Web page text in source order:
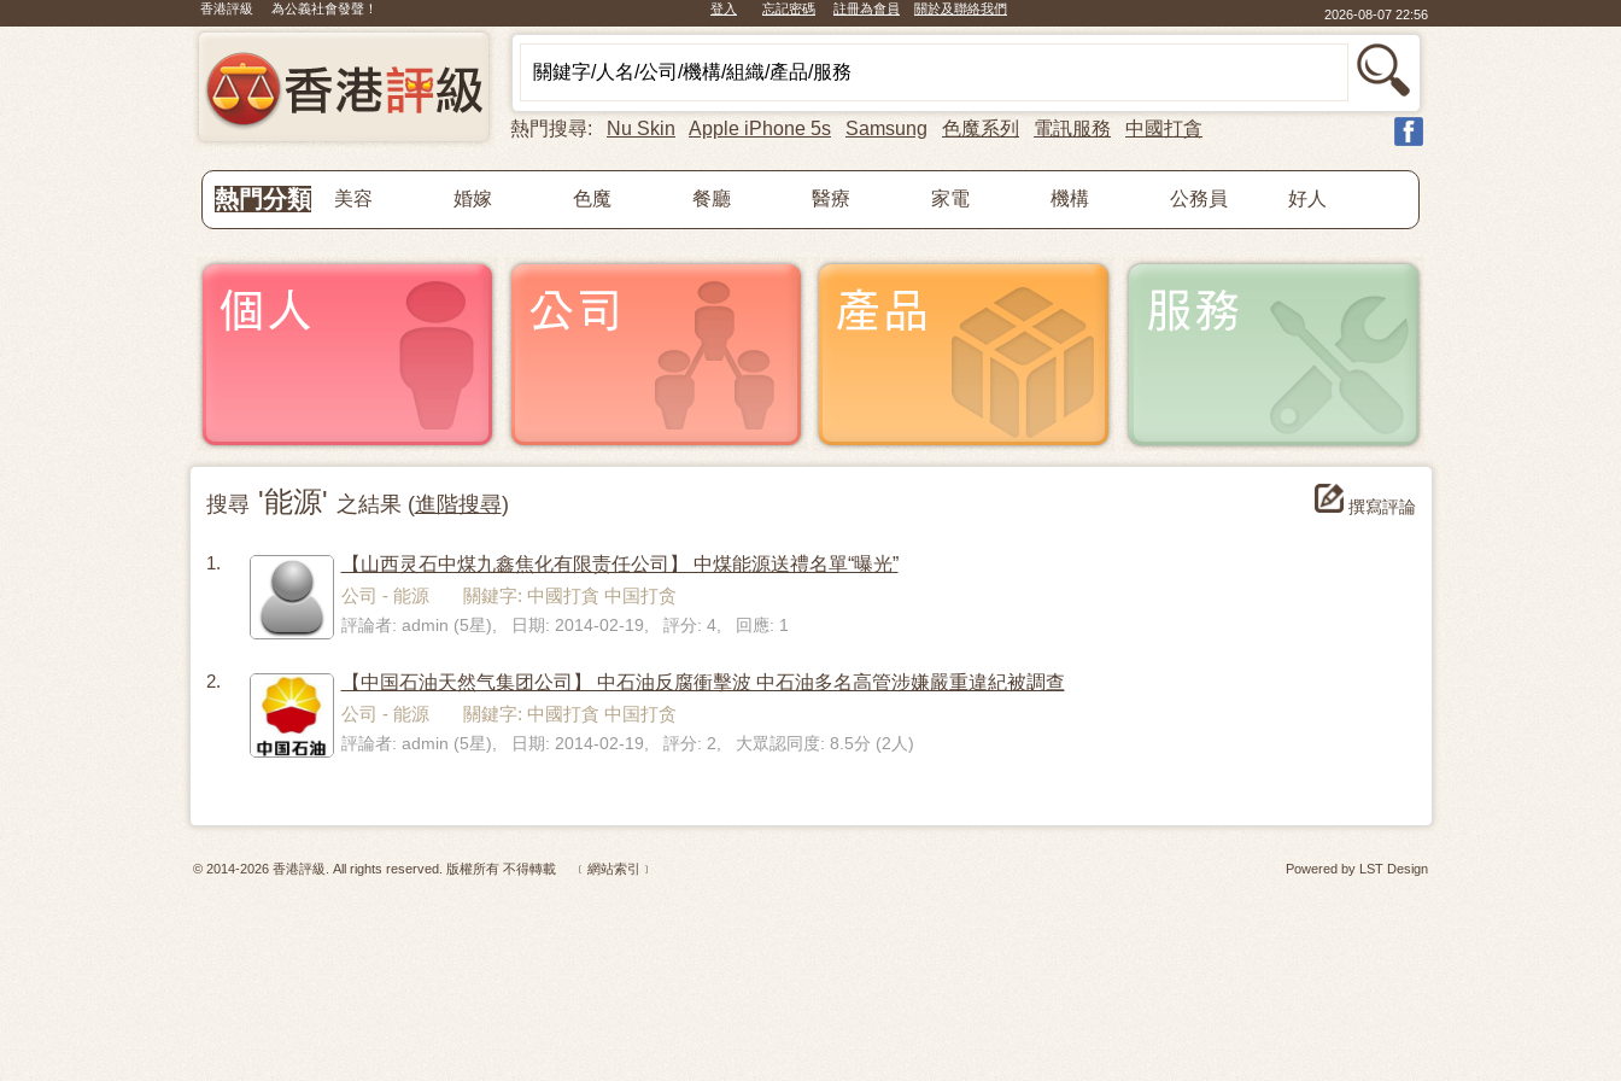
香港評級 為公義社會發聲！ 登入 忘記密碼 註冊為會員 關於及聯絡我們 2026-08-07 22:56
熱門搜尋: Nu Skin Apple iPhone 5s Samsung 色魔系列 電訊服務 中國打貪
熱門分類 美容 婚嫁 色魔 餐廳 醫療 家電 機構 公務員 好人
搜尋'能源' 之結果 (進階搜尋) 撰寫評論
1.
【山西灵石中煤九鑫焦化有限责任公司】 中煤能源送禮名單“曝光”
公司 - 能源 關鍵字: 中國打貪 中国打贪
評論者: admin (5星), 日期: 2014-02-19, 評分: 4, 回應: 1
2.
【中国石油天然气集团公司】 中石油反腐衝擊波 中石油多名高管涉嫌嚴重違紀被調查
公司 - 能源 關鍵字: 中國打貪 中国打贪
評論者: admin (5星), 日期: 2014-02-19, 評分: 2, 大眾認同度: 8.5分 (2人)
© 2014-2026 香港評級. All rights reserved. 版權所有 不得轉載 ﹝網站索引﹞ Powered by LST Design